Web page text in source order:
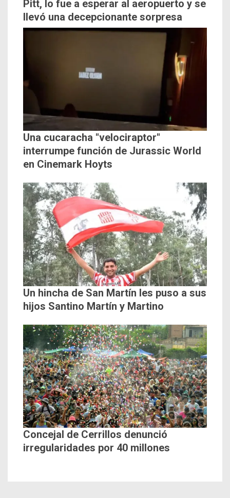
Pitt, lo fue a esperar al aeropuerto y se
llevó una decepcionante sorpresa
Una cucaracha "velociraptor"
interrumpe función de Jurassic World
en Cinemark Hoyts
Un hincha de San Martín les puso a sus
hijos Santino Martín y Martino
Concejal de Cerrillos denunció
irregularidades por 40 millones